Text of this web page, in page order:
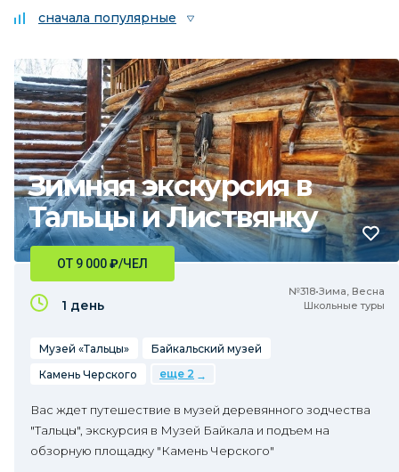
сначала популярные
Зимняя экскурсия в
Тальцы и Листвянку
№318•Зима, Весна
Школьные туры
ОТ 9 000₽/ЧЕЛ
1 день
Музей «Тальцы»
Байкальский музей
Камень Черского
еще 2
Вас ждет путешествие в музей деревянного зодчества
"Тальцы", экскурсия в Музей Байкала и подъем на
обзорную площадку "Камень Черского"